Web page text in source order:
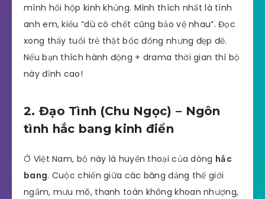
mình hồi hộp kinh khủng. Mình thích nhất là tình
anh em, kiểu “dù có chết cũng bảo vệ nhau”. Đọc
xong thấy tuổi trẻ thật bốc đồng nhưng đẹp đẽ.
Nếu bạn thích hành động + drama thời gian thì bộ
này đỉnh cao!
2. Đạo Tình (Chu Ngọc) – Ngôn
tình hắc bang kinh điển
Ở Việt Nam, bộ này là huyền thoại của dòng hắc
bang. Cuộc chiến giữa các băng đảng thế giới
ngầm, mưu mô, thanh toán không khoan nhượng,